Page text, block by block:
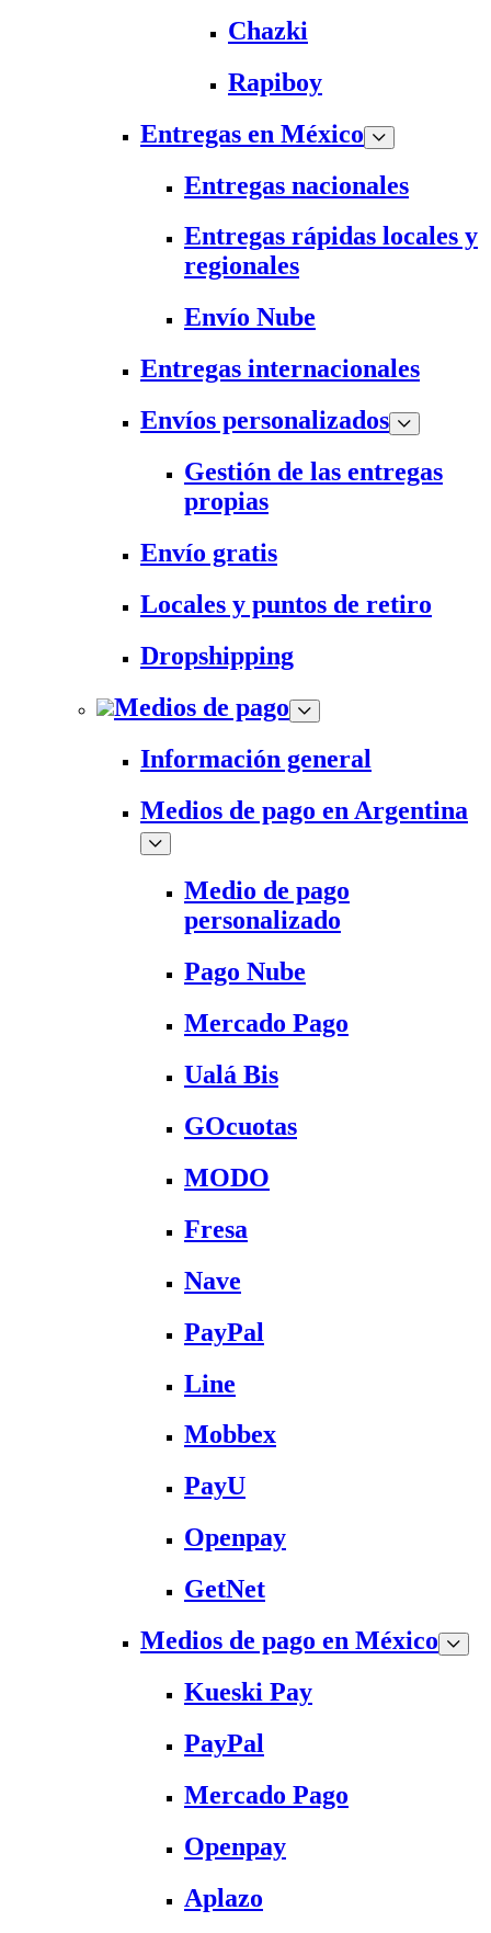
Chazki
Rapiboy
Entregas en México
Entregas nacionales
Entregas rápidas locales y
regionales
Envío Nube
Entregas internacionales
Envíos personalizados
Gestión de las entregas
propias
Envío gratis
Locales y puntos de retiro
Dropshipping
Medios de pago
Información general
Medios de pago en Argentina
Medio de pago
personalizado
Pago Nube
Mercado Pago
Ualá Bis
GOcuotas
MODO
Fresa
Nave
PayPal
Line
Mobbex
PayU
Openpay
GetNet
Medios de pago en México
Kueski Pay
PayPal
Mercado Pago
Openpay
Aplazo